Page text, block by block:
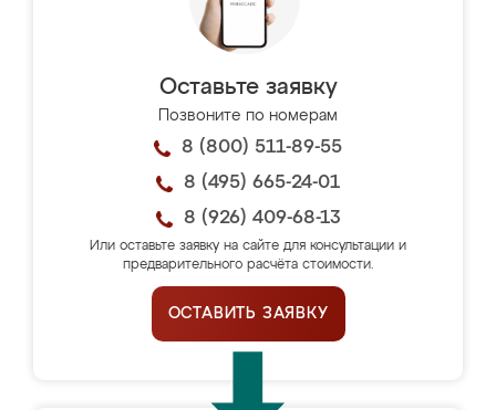
Оставьте заявку
Позвоните по номерам
8 (800) 511-89-55
8 (495) 665-24-01
8 (926) 409-68-13
Или оставьте заявку на сайте для консультации и
предварительного расчёта стоимости.
ОСТАВИТЬ ЗАЯВКУ